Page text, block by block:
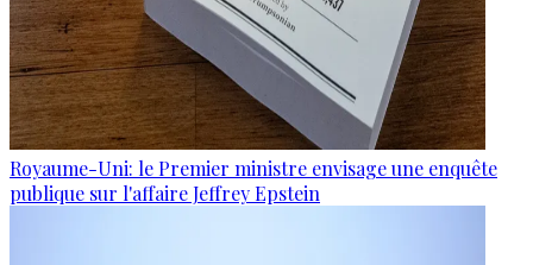
Royaume-Uni: le Premier ministre envisage une enquête
publique sur l'affaire Jeffrey Epstein